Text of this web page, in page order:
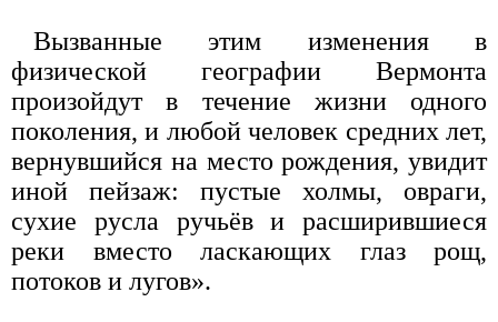
Вызванные этим изменения в
физической географии Вермонта
произойдут в течение жизни одного
поколения, и любой человек средних лет,
вернувшийся на место рождения, увидит
иной пейзаж: пустые холмы, овраги,
сухие русла ручьёв и расширившиеся
реки вместо ласкающих глаз рощ,
потоков и лугов».